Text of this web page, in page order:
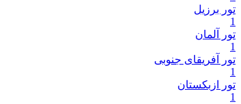
تور برزیل
1
تور آلمان
1
تور آفریقای جنوبی
1
تور ازبکستان
1